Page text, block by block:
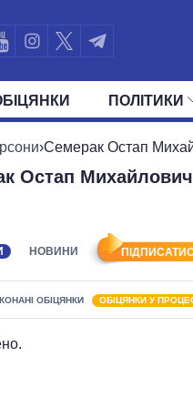
ПОЛIТИКИ
УСІ ПОЛІТИКИ ПРЕЗИДЕНТ І
›Семерак Остап
Остап Михайлович
НОВИНИ
ОБІЦЯНКИ ОБІЦЯНКИ У